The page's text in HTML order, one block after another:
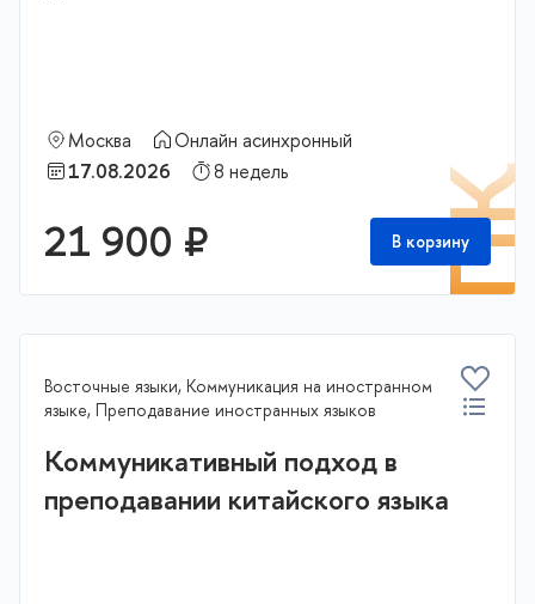
Москва
Онлайн асинхронный
17.08.2026
8 недель
21 900 ₽ В корзину
Восточные языки, Коммуникация на иностранном
языке, Преподавание иностранных языков
Коммуникативный подход в
преподавании китайского языка